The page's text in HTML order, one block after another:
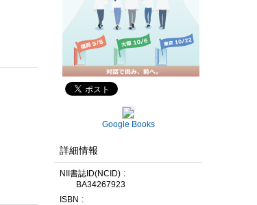
Google Books
詳細情報
NII書誌ID(NCID)
BA34267923
ISBN